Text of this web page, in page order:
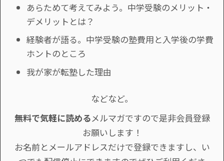
あらためて考えてみよう。中学受験のメリット・
デメリットとは？
経験者が語る。中学受験の塾費用と入学後の学費
ホントのところ
我が家が転塾した理由
などなど。
無料で気軽に読めるメルマガですので是非会員登録
お願いします！
お名前とメールアドレスだけで登録できますし、い